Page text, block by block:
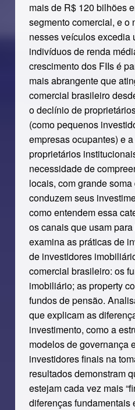
mais de R$ 120 bilhões
segmento comercial, e o
nesses veículos excedia
indivíduos de renda
crescimento dos FIIs é
mais abrangente que
comercial brasileiro
o declínio de
(como pequenos
empresas ocupantes) e
proprietários
necessidade de
locais, com grande
conduzem seus
como entendem essa
os canais que usam
examina as práticas de
de investidores
comercial brasileiro: os
imobiliário; as property
fundos de pensão.
que explicam as
investimento, como a
modelos de governança
investidores finais na
resultados demonstram
estejam cada vez mais
diferenças fundamentais